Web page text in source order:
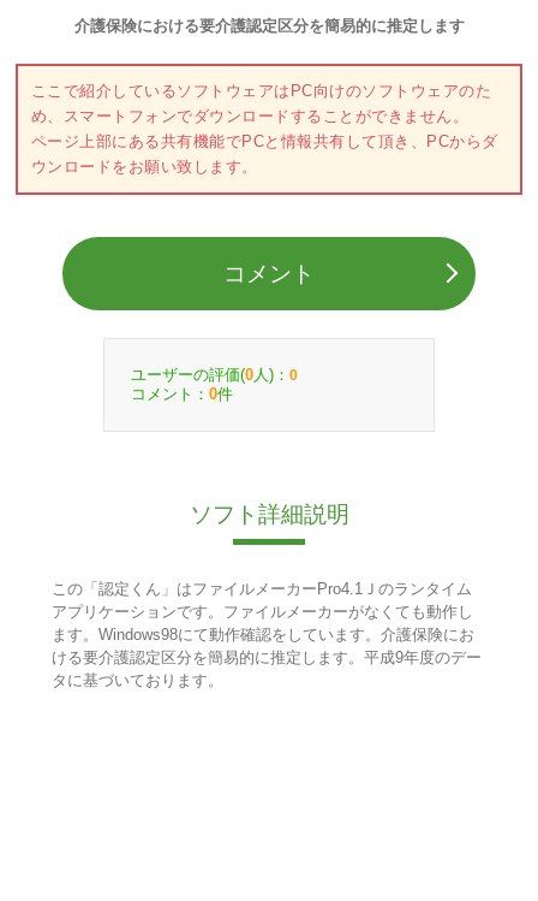
介護保険における要介護認定区分を簡易的に推定します
ここで紹介しているソフトウェアはPC向けのソフトウェアのた
め、スマートフォンでダウンロードすることができません。
ページ上部にある共有機能でPCと情報共有して頂き、PCからダ
ウンロードをお願い致します。
コメント
ユーザーの評価(0 人)： 0
コメント： 0件
ソフト詳細説明
この「認定くん」はファイルメーカーPro4.1Ｊのランタイム
アプリケーションです。ファイルメーカーがなくても動作し
ます。Windows98にて動作確認をしています。介護保険にお
ける要介護認定区分を簡易的に推定します。平成9年度のデー
タに基づいております。